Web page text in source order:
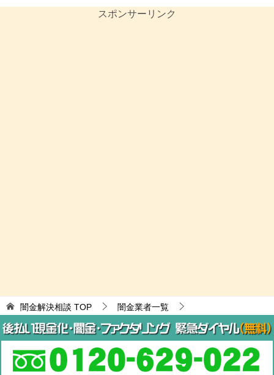
スポンサーリンク
闇金解決相談 TOP
闇金業者一覧
特殊詐欺/闇金融
(株)東信キャッシュは闇金
© 2017 闇金解決相談